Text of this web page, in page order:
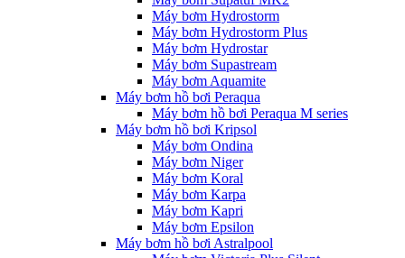
Máy bơm Hydrostorm
Máy bơm Hydrostorm Plus
Máy bơm Hydrostar
Máy bơm Supastream
Máy bơm Aquamite
Máy bơm hồ bơi Peraqua
Máy bơm hồ bơi Peraqua M series
Máy bơm hồ bơi Kripsol
Máy bơm Ondina
Máy bơm Niger
Máy bơm Koral
Máy bơm Karpa
Máy bơm Kapri
Máy bơm Epsilon
Máy bơm hồ bơi Astralpool